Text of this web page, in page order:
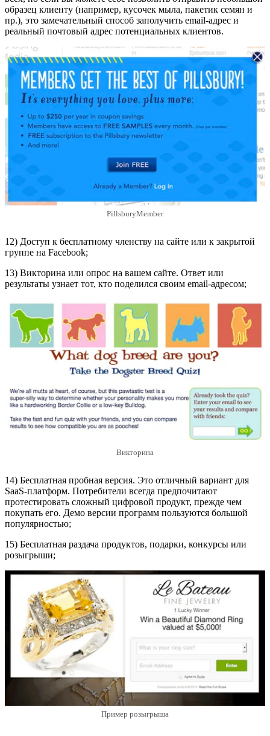
образец клиенту (например, кусочек мыла, пакетик семян и
пр.), это замечательный способ заполучить email-адрес и
реальный почтовый адрес потенциальных клиентов.
PillsburyMember
12) Доступ к бесплатному членству на сайте или к закрытой
группе на Facebook;
13) Викторина или опрос на вашем сайте. Ответ или
результаты узнает тот, кто поделился своим email-адресом;
Викторина
14) Бесплатная пробная версия. Это отличный вариант для
SaaS-платформ. Потребители всегда предпочитают
протестировать сложный цифровой продукт, прежде чем
покупать его. Демо версии программ пользуются большой
популярностью;
15) Бесплатная раздача продуктов, подарки, конкурсы или
розыгрыши;
Пример розыгрыша